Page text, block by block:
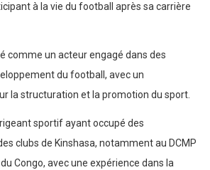
à la vie du football après sa carrière
comme un acteur engagé dans des
du football, avec un
la structuration et la promotion du sport.
sportif ayant occupé des
clubs de Kinshasa, notamment au DCMP
Congo, avec une expérience dans la